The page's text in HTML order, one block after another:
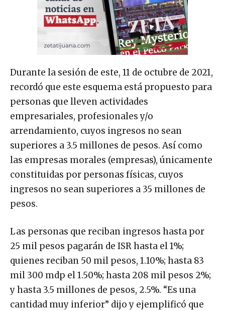
Durante la sesión de este, 11 de octubre de 2021,
recordó que este esquema está propuesto para
personas que lleven actividades
empresariales, profesionales y/o
arrendamiento, cuyos ingresos no sean
superiores a 3.5 millones de pesos. Así como
las empresas morales (empresas), únicamente
constituidas por personas físicas, cuyos
ingresos no sean superiores a 35 millones de
pesos.
Las personas que reciban ingresos hasta por
25 mil pesos pagarán de ISR hasta el 1%;
quienes reciban 50 mil pesos, 1.10%; hasta 83
mil 300 mdp el 1.50%; hasta 208 mil pesos 2%;
y hasta 3.5 millones de pesos, 2.5%. “Es una
cantidad muy inferior” dijo y ejemplificó que